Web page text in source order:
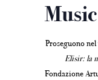
Proseguono
Elisir: la
Fondazione